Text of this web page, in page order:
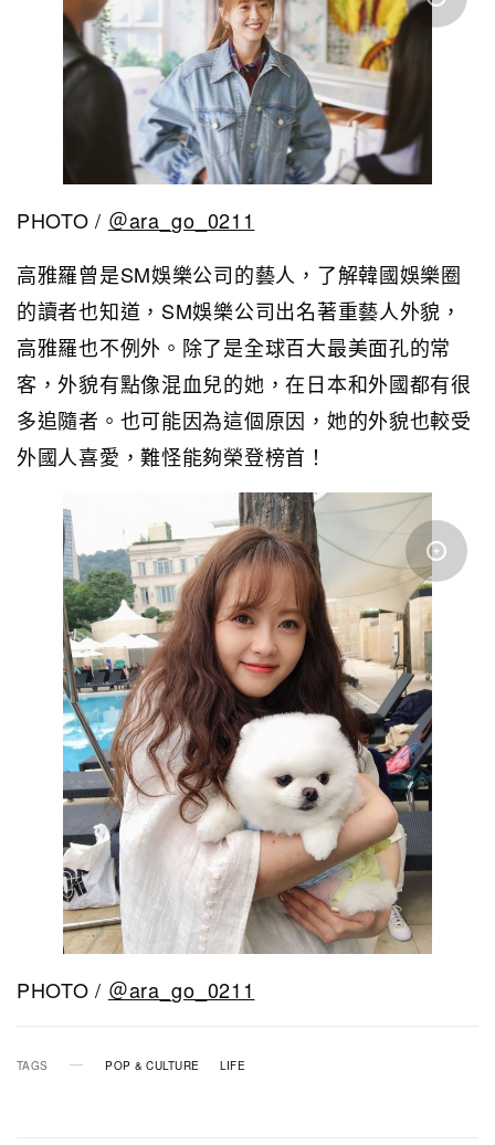
PHOTO / ＠ara_go_0211
高雅羅曾是SM娛樂公司的藝人，了解韓國娛樂圈
的讀者也知道，SM娛樂公司出名著重藝人外貌，
高雅羅也不例外。除了是全球百大最美面孔的常
客，外貌有點像混血兒的她，在日本和外國都有很
多追隨者。也可能因為這個原因，她的外貌也較受
外國人喜愛，難怪能夠榮登榜首！
PHOTO / ＠ara_go_0211
TAGS POP & CULTURE LIFE